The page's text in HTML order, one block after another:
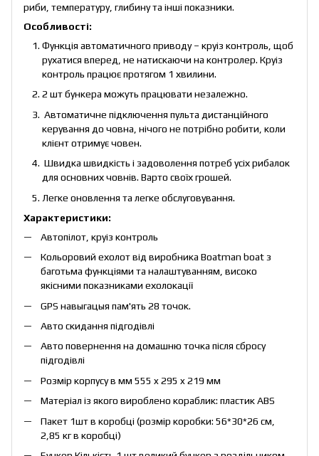
риби, температуру, глибину та інші показники.
Особливості:
Функція автоматичного приводу – круіз контроль, щоб
рухатися вперед, не натискаючи на контролер. Круіз
контроль працює протягом 1 хвилини.
2 шт бункера можуть працювати незалежно.
Автоматичне підключення пульта дистанційного
керування до човна, нічого не потрібно робити, коли
клієнт отримує човен.
Швидка швидкість і задоволення потреб усіх рибалок
для основних човнів. Варто своїх грошей.
Легке оновлення та легке обслуговування.
Характеристики:
Автопілот, круіз контроль
Кольоровий ехолот від виробника Boatman boat з
баготьма функціями та налаштуванням, високо
якісними показниками ехолокації
GPS навыгацыя пам'ять 28 точок.
Авто скидання підгодівлі
Авто повернення на домашню точка після сбросу
підгодівлі
Розмір корпусу в мм 555 x 295 x 219 мм
Матеріал із якого вироблено кораблик: пластик ABS
Пакет 1шт в коробці (розмір коробки: 56*30*26 см,
2,85 кг в коробці)